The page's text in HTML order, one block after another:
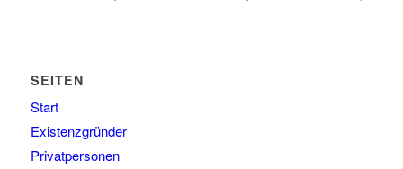
SEITEN
Start
Existenzgründer
Privatpersonen